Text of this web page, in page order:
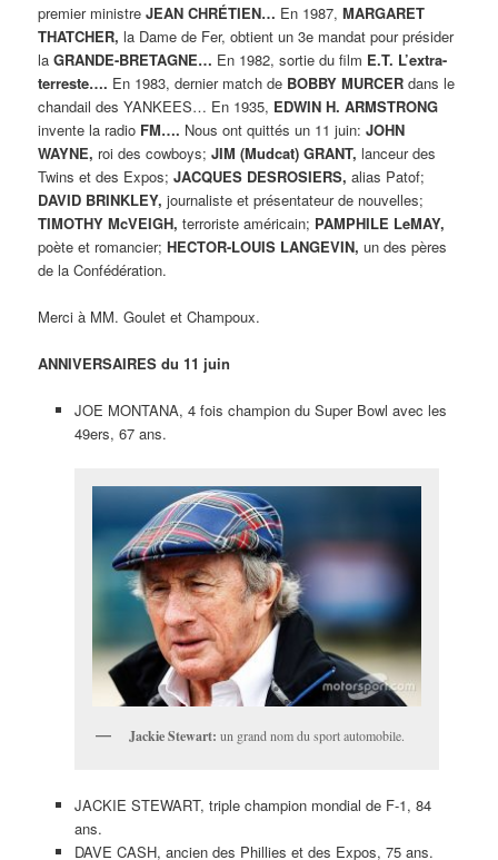
premier ministreJEAN CHRÉTIEN… En 1987,MARGARET
THATCHER, la Dame de Fer, obtient un 3e mandat pour présider
laGRANDE-BRETAGNE… En 1982, sortie du film E.T. L’extra-
terreste…. En 1983, dernier match de BOBBY MURCER dans le
chandail des YANKEES… En 1935, EDWIN H. ARMSTRONG
invente la radio FM…. Nous ont quittés un 11 juin:JOHN
WAYNE, roi des cowboys;JIM (Mudcat) GRANT, lanceur des
Twins et des Expos;JACQUES DESROSIERS, alias Patof;
DAVID BRINKLEY, journaliste et présentateur de nouvelles;
TIMOTHY McVEIGH, terroriste américain; PAMPHILE LeMAY,
poète et romancier;HECTOR-LOUIS LANGEVIN, un des pères
de la Confédération.
Merci à MM. Goulet et Champoux.
ANNIVERSAIRES du 11 juin
JOE MONTANA, 4 fois champion du Super Bowl avec les
49ers, 67 ans.
Jackie Stewart: un grand nom du sport automobile.
JACKIE STEWART, triple champion mondial de F-1, 84
ans.
DAVE CASH, ancien des Phillies et des Expos, 75 ans.